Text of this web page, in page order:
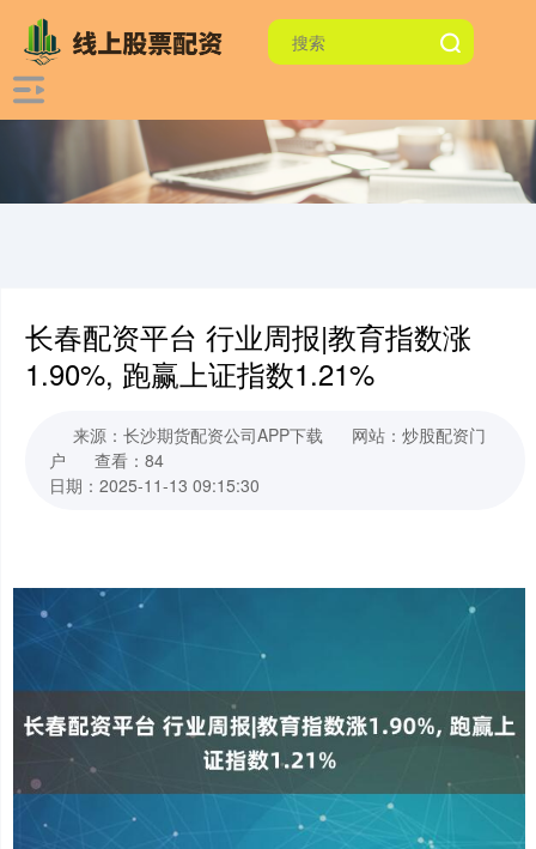
长春配资平台 行业周报|教育指数涨
1.90%, 跑赢上证指数1.21%
来源：长沙期货配资公司APP下载
网站：炒股配资门
户
查看：84
日期：2025-11-13 09:15:30